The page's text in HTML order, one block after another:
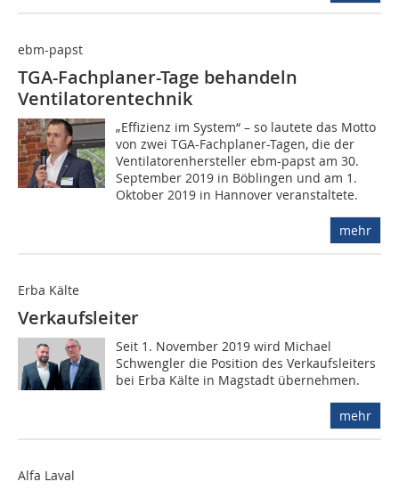
ebm-papst
TGA-Fachplaner-Tage behandeln
Ventilatorentechnik
„Effizienz im System“ – so lautete das Motto
von zwei TGA-Fachplaner-Tagen, die der
Ventilatorenhersteller ebm-papst am 30.
September 2019 in Böblingen und am 1.
Oktober 2019 in Hannover veranstaltete.
mehr
Erba Kälte
Verkaufsleiter
Seit 1. November 2019 wird Michael
Schwengler die Position des Verkaufsleiters
bei Erba Kälte in Magstadt übernehmen.
mehr
Alfa Laval